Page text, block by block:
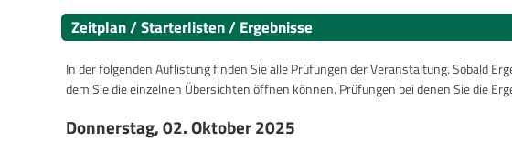
Zeitplan / Starterlisten / Ergebnisse
In der folgenden Auflistung finden Sie alle Prüfungen der Veranstaltung. Sobald
dem Sie die einzelnen Übersichten öffnen können. Prüfungen bei denen Sie die
Donnerstag, 02. Oktober 2025